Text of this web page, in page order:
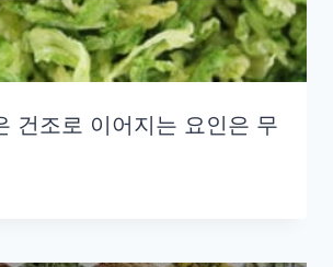
건조로 이어지는 요인은 무